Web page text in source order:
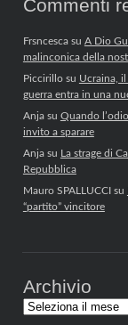
Commenti
Frsncescasu A Dio
malinconica della
Piccirillosu Ucraina,
guerra entra in una
Anjasu Quando
invito a sparare
Anjasu La strage di
Repubblica
Mauro SPALLUCCIsu
“partito” vincitore
Archivio
Archivi